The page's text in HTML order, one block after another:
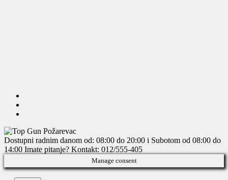
Dostupni radnim danom od: 08:00 do 20:00 i Subotom od 08:00 do
14:00 Imate pitanje? Kontakt: 012/555-405
Manage consent